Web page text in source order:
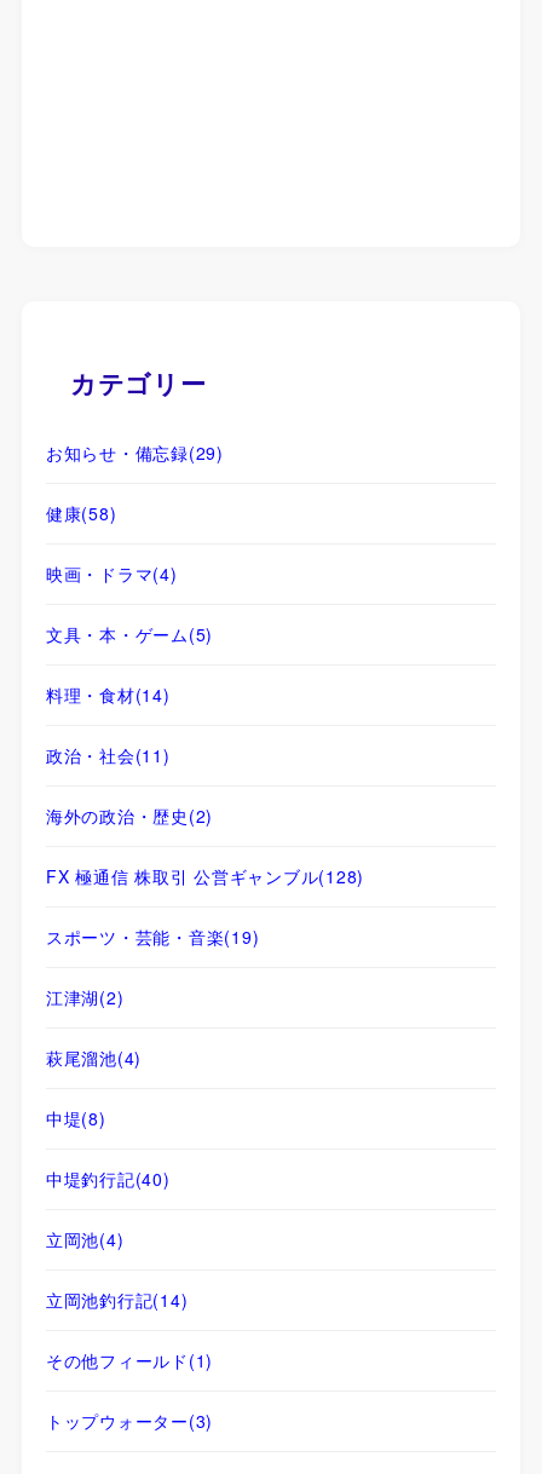
カテゴリー
お知らせ・備忘録(29)
健康(58)
映画・ドラマ(4)
文具・本・ゲーム(5)
料理・食材(14)
政治・社会(11)
海外の政治・歴史 (2)
FX 極通信 株取引 公営ギャンブル(128)
スポーツ・芸能・音楽(19)
江津湖(2)
萩尾溜池(4)
中堤(8)
中堤釣行記(40)
立岡池(4)
立岡池釣行記(14)
その他フィールド (1)
トップウォーター(3)